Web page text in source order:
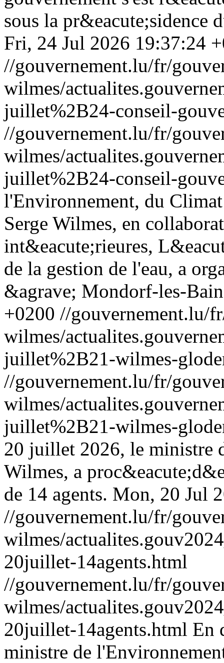
sous la pr&eacute;sidence
Fri, 24 Jul 2026 19:37:24
//gouvernement.lu/fr/
wilmes/
juillet%2B24-conseil-
//gouvernement.lu/fr/
wilmes/
juillet%2B24-conseil-
l'Environnement, du
Serge Wilmes, en
int&eacute;rieures,
de la gestion de l'eau, a
&agrave; Mondorf-les-
+0200 //gouvernement.lu/
wilmes/
juillet%2B21-wilmes-
//gouvernement.lu/fr/
wilmes/
juillet%2B21-wilmes-
20 juillet 2026, le ministre
Wilmes, a
de 14 agents. Mon, 20 Jul
//gouvernement.lu/fr/
wilmes/
20juillet-14agents.html
//gouvernement.lu/fr/
wilmes/
20juillet-14agents.html En
ministre de